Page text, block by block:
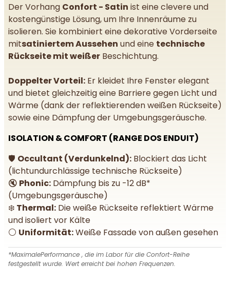
Der Vorhang Confort - Satin ist eine clevere und
kostengünstige Lösung, um Ihre Innenräume zu
isolieren. Sie kombiniert eine dekorative Vorderseite
mitsatiniertem Aussehen und eine technische
Rückseite mit weißer Beschichtung.
Doppelter Vorteil: Er kleidet Ihre Fenster elegant
und bietet gleichzeitig eine Barriere gegen Licht und
Wärme (dank der reflektierenden weißen Rückseite)
sowie eine Dämpfung der Umgebungsgeräusche.
ISOLATION & COMFORT (RANGE DOS ENDUIT)
🛡️ Occultant (Verdunkelnd): Blockiert das Licht
(lichtundurchlässige technische Rückseite)
🔇 Phonic: Dämpfung bis zu -12 dB*
(Umgebungsgeräusche)
❄️ Thermal: Die weiße Rückseite reflektiert Wärme
und isoliert vor Kälte
⚪ Uniformität:Weiße Fassade von außen gesehen
*MaximalePerformance , die im Labor für die Confort-Reihe
festgestellt wurde. Wert erreicht bei hohen Frequenzen.